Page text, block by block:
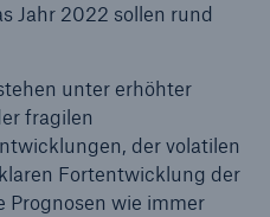
Jahr 2022 sollen rund
unter erhöhter
fragilen
der volatilen
Fortentwicklung der
Prognosen wie immer